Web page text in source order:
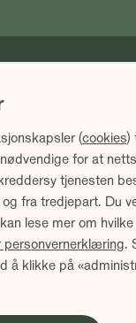
blant annet
ved forvaltning.
årlig
oppgitt i NOK.
selskaper på
(cookies)
for at
tjenesten
fra tredjepart. Du
lese mer om
personvernerklæring.
å klikke på